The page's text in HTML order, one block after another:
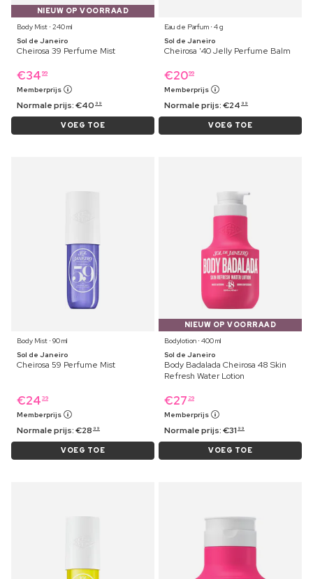
NIEUW OP VOORRAAD
Body Mist ⋅ 240 ml
Sol de Janeiro
Cheirosa 39 Perfume Mist
€34 99
Memberprijs
Normale prijs:€40 99
VOEG TOE
Eau de Parfum ⋅ 4 g
Sol de Janeiro
Cheirosa '40 Jelly Perfume Balm
€2099
Memberprijs
Normale prijs:€24 99
VOEG TOE
Body Mist ⋅ 90 ml
Sol de Janeiro
Cheirosa 59 Perfume Mist
€24 39
Memberprijs
Normale prijs:€28 99
VOEG TOE
NIEUW OP VOORRAAD
Bodylotion ⋅ 400 ml
Sol de Janeiro
Body Badalada Cheirosa 48 Skin
Refresh Water Lotion
€27 29
Memberprijs
Normale prijs:€31 99
VOEG TOE